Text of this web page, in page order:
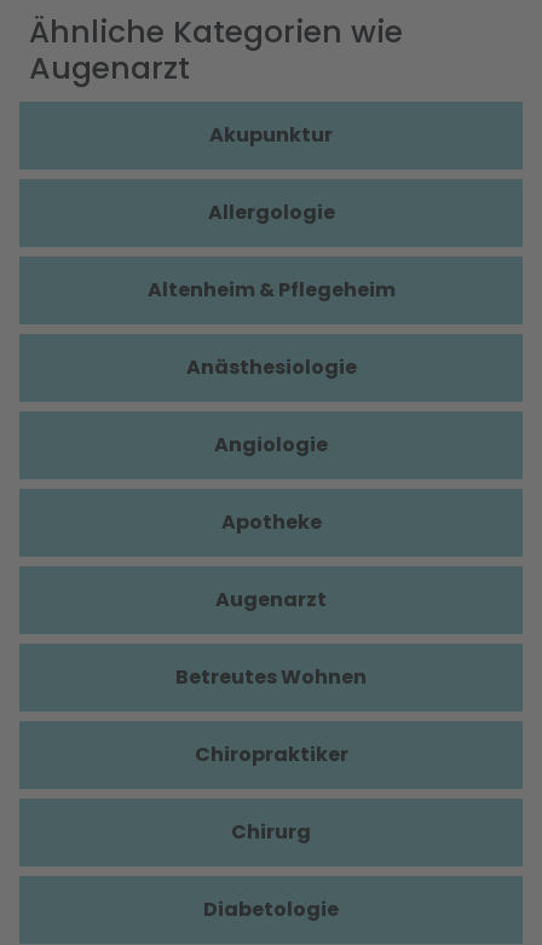
Ähnliche Kategorien wie
Augenarzt
Akupunktur
Allergologie
Altenheim & Pflegeheim
Anästhesiologie
Angiologie
Apotheke
Augenarzt
Betreutes Wohnen
Chiropraktiker
Chirurg
Diabetologie